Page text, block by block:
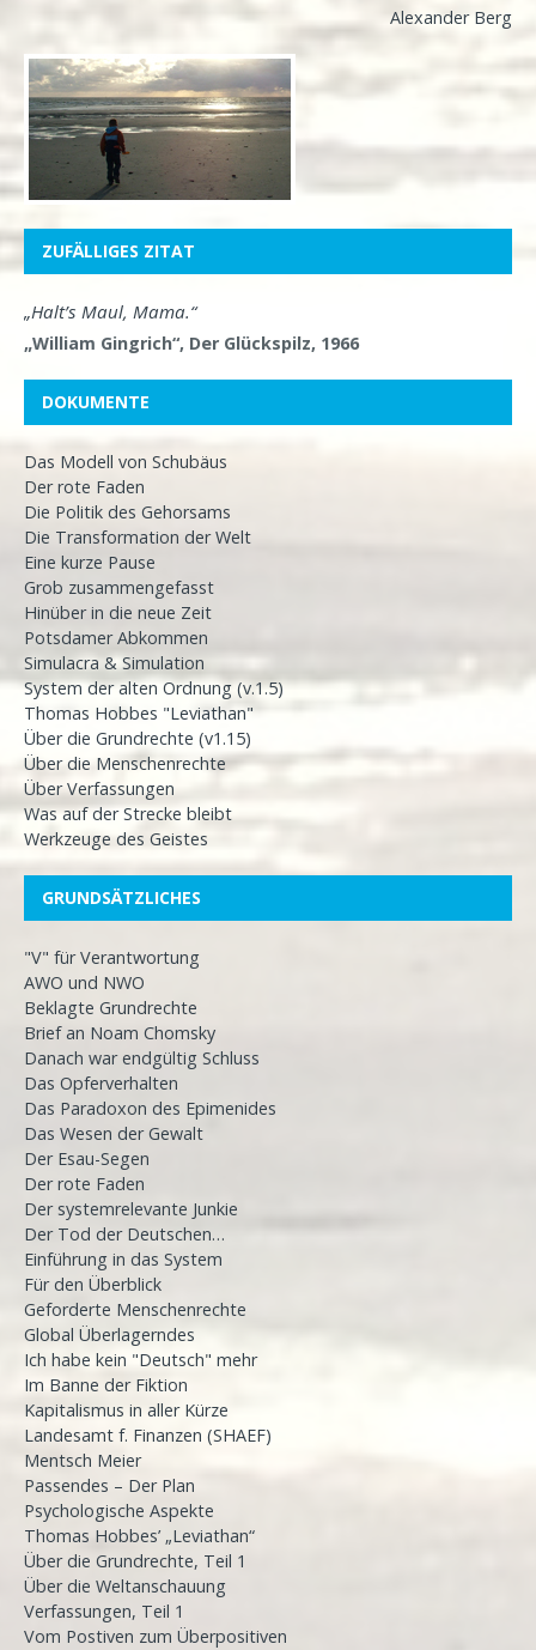
Alexander Berg
ZUFÄLLIGES ZITAT
„Halt’s Maul, Mama.“
„William Gingrich“, Der Glückspilz, 1966
DOKUMENTE
Das Modell von Schubäus
Der rote Faden
Die Politik des Gehorsams
Die Transformation der Welt
Eine kurze Pause
Grob zusammengefasst
Hinüber in die neue Zeit
Potsdamer Abkommen
Simulacra & Simulation
System der alten Ordnung (v.1.5)
Thomas Hobbes "Leviathan"
Über die Grundrechte (v1.15)
Über die Menschenrechte
Über Verfassungen
Was auf der Strecke bleibt
Werkzeuge des Geistes
GRUNDSÄTZLICHES
"V" für Verantwortung
AWO und NWO
Beklagte Grundrechte
Brief an Noam Chomsky
Danach war endgültig Schluss
Das Opferverhalten
Das Paradoxon des Epimenides
Das Wesen der Gewalt
Der Esau-Segen
Der rote Faden
Der systemrelevante Junkie
Der Tod der Deutschen…
Einführung in das System
Für den Überblick
Geforderte Menschenrechte
Global Überlagerndes
Ich habe kein "Deutsch" mehr
Im Banne der Fiktion
Kapitalismus in aller Kürze
Landesamt f. Finanzen (SHAEF)
Mentsch Meier
Passendes – Der Plan
Psychologische Aspekte
Thomas Hobbes’ „Leviathan“
Über die Grundrechte, Teil 1
Über die Weltanschauung
Verfassungen, Teil 1
Vom Postiven zum Überpositiven